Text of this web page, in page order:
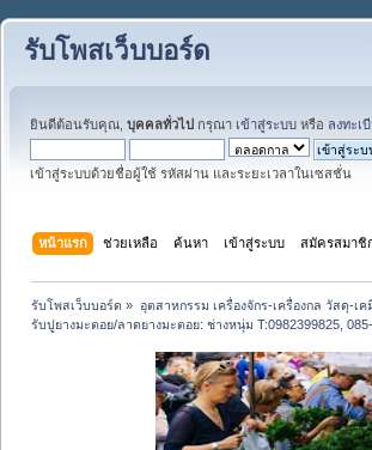
รับโพสเว็บบอร์ด
ยินดีต้อนรับคุณ, บุคคลทั่วไป กรุณา เข้าสู่ระบบ หรือ ลงทะเ
เข้าสู่ระบบด้วยชื่อผู้ใช้ รหัสผ่าน และระยะเวลาในเซสชั่น
หน้าแรก ช่วยเหลือ ค้นหา เข้าสู่ระบบ สมัครสมาชิ
รับโพสเว็บบอร์ด » อุตสาหกรรม เครื่องจักร-เครื่องกล วัสดุ-เ
รับปูยางมะตอย/ลาดยางมะตอย: ช่างหนุ่ม T:0982399825,